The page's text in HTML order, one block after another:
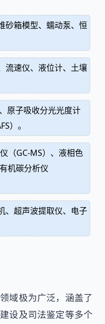
砂箱模型、蠕动泵、恒
流速仪、液位计、土壤
原子吸收分光光度计
）。
（GC-MS）、液相色
机碳分析仪
、超声波提取仪、电子
域极为广泛，涵盖了
设及司法鉴定等多个